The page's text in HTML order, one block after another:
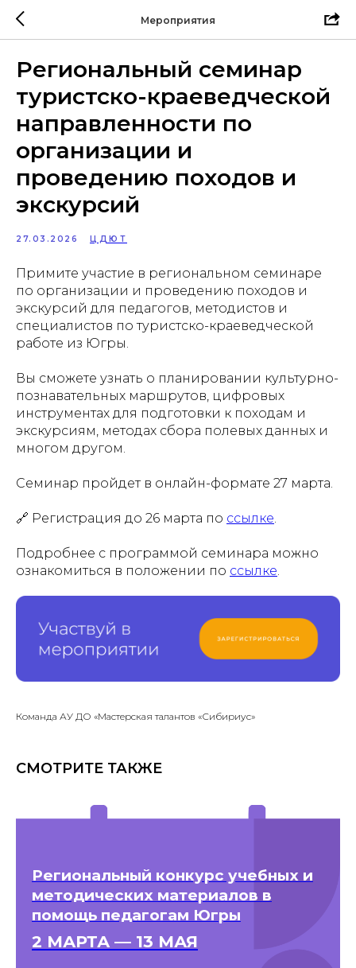
Мероприятия
Региональный семинар
туристско-краеведческой
направленности по
организации и
проведению походов и
экскурсий
27.03.2026 ЦДЮТ
Примите участие в региональном семинаре
по организации и проведению походов и
экскурсий для педагогов, методистов и
специалистов по туристско-краеведческой
работе из Югры.
Вы сможете узнать о планировании культурно-
познавательных маршрутов, цифровых
инструментах для подготовки к походам и
экскурсиям, методах сбора полевых данных и
многом другом.
Семинар пройдет в онлайн-формате 27 марта.
🔗 Регистрация до 26 марта по ссылке.
Подробнее с программой семинара можно
ознакомиться в положении по ссылке.
Команда АУ ДО «Мастерская талантов «Сибириус»
СМОТРИТЕ ТАКЖЕ
Региональный конкурс учебных и
методических материалов в
помощь педагогам Югры
2 МАРТА — 13 МАЯ